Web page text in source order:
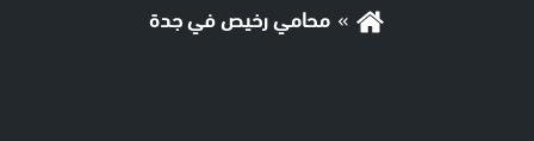
محامي رخيص في جدة